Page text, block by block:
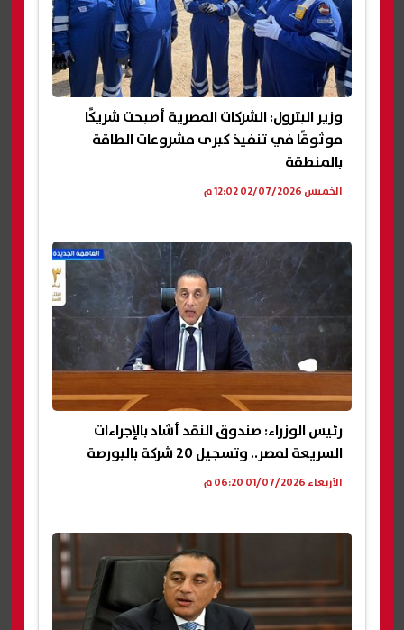
وزير البترول: الشركات المصرية أصبحت شريكًا
موثوقًا في تنفيذ كبرى مشروعات الطاقة
بالمنطقة
الخميس 02/07/2026 12:02 م
رئيس الوزراء: صندوق النقد أشاد بالإجراءات
السريعة لمصر.. وتسجيل 20 شركة بالبورصة
الأربعاء 01/07/2026 06:20 م